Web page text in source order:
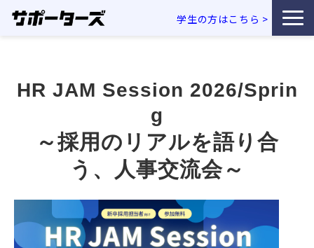
学生の方はこちら >
サービス一覧
利用企業事例
エンジニア採用コラム
HR JAM Session 2026/Sprin
g
～採用のリアルを語り合
う、人事交流会～